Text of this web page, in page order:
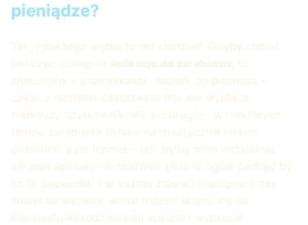
pieniądze?
Tak, tytuł tego wątka to nie clickbait. Gdyby chcieć
policzyć dostępne aplikacje do zarabiania, to
znalazłoby się ich kilkaset. Jednak po pierwsze –
część z nich jest oszustwem (np. nie wypłaca
pieniędzy użytkownikom), po drugie – w niektórych
tempo zarabiania byłoby na drastycznie niskim
poziomie, a po trzecie – jaki byłby sens instalować
kilkaset aplikacji na telefonie (jeśli w ogóle pamięć by
na to pozwoliła) i w każdej zbierać miesiącami czy
latami na wypłatę, skoro można skupić się na
kilkunastu-kilkudziesięciu apkach i wypłacać